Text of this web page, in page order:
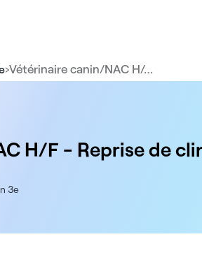
›Vétérinaire canin/NAC H/…
H/F - Reprise de
3e